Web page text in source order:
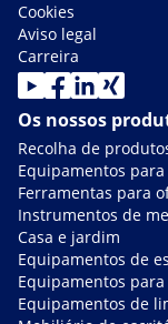
Cookies
Aviso legal
Carreira
Os nossos
Recolha de
Equipamentos
Ferramentas para
Instrumentos de
Casa e jardim
Equipamentos de
Equipamentos
Equipamentos de